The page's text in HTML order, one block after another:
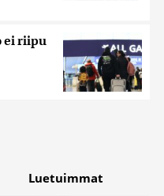
ei riipu
Luetuimmat